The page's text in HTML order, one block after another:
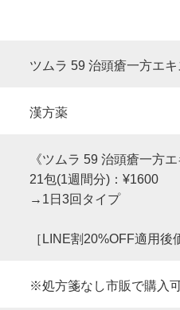
ツムラ 59 治頭瘡一方エ
漢方薬
《ツムラ 59 治頭瘡一方
21包(1週間分)：¥1600
→1日3回タイプ
［LINE割20%OFF適用後
※処方箋なし市販で購入